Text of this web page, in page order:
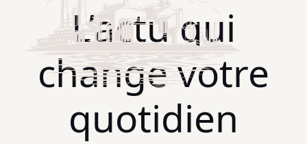
L’actu qui
change votre
quotidien